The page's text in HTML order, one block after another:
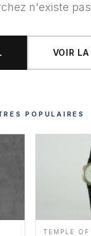
n'existe
VOIR
POPULAIRES
TEMPLE